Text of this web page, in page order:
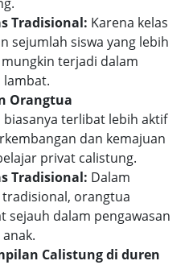
Tradisional: Karena kelas
sejumlah siswa yang lebih
terjadi dalam
lambat.
Orangtua
biasanya terlibat lebih aktif
dan kemajuan
privat calistung.
Tradisional: Dalam
orangtua
sejauh dalam pengawasan
Calistung di duren